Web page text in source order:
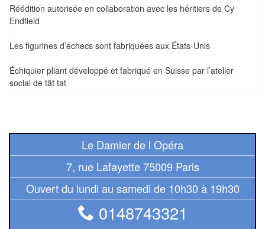
En
solitaire
Pour
2
Joueurs
Coopératif
Gestion
Escape
Game
Réédition autorisée en collaboration avec les héritiers de Cy
Endfield
Les figurines d’échecs sont fabriquées aux États-Unis
Échiquier pliant développé et fabriqué en Suisse par l’atelier
social de tät tat
Le Damier de l Opéra
7, rue Lafayette 75009 Paris
Ouvert du lundi au samedi de 10h30 à 19h30
0148743321